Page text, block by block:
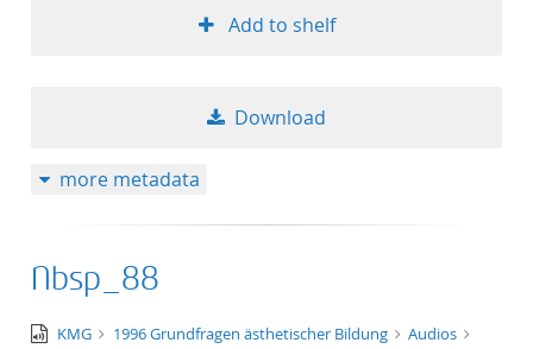
Add to shelf
Download
more metadata
Nbsp_88
audio/x-
KMG 1996 Grundfragen ästhetischer Bildung
Audios